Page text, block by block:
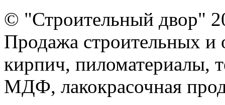
© "Строительный двор"
Продажа строительных и
кирпич, пиломатериалы,
МДФ, лакокрасочная